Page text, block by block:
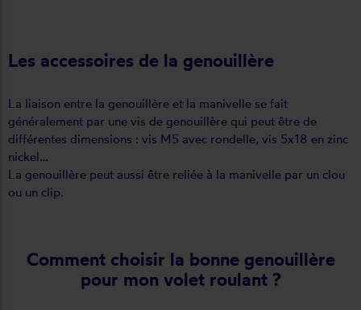
Les accessoires de la genouillère
La liaison entre la genouillère et la manivelle se fait
généralement par une vis de genouillère qui peut être de
différentes dimensions : vis M5 avec rondelle, vis 5x18 en zinc
nickel…
La genouillère peut aussi être reliée à la manivelle par un clou
ou un clip.
Comment choisir la bonne genouillère
pour mon volet roulant ?